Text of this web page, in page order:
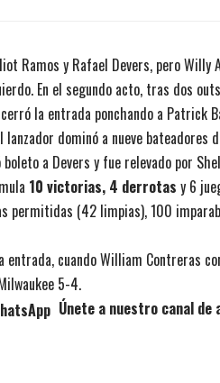
Ramos y Rafael Devers, pero Willy
En el segundo acto, tras dos
la entrada ponchando a Patrick
dominó a nueve bateadores
a Devers y fue relevado por
10 victorias, 4 derrotas y 6
permitidas (42 limpias), 100
entrada, cuando William Contreras
5-4.
Únete a nuestro canal de